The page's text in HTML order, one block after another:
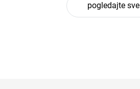
pogledajte sve